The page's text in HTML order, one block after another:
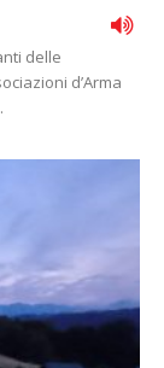
delle
d’Arma